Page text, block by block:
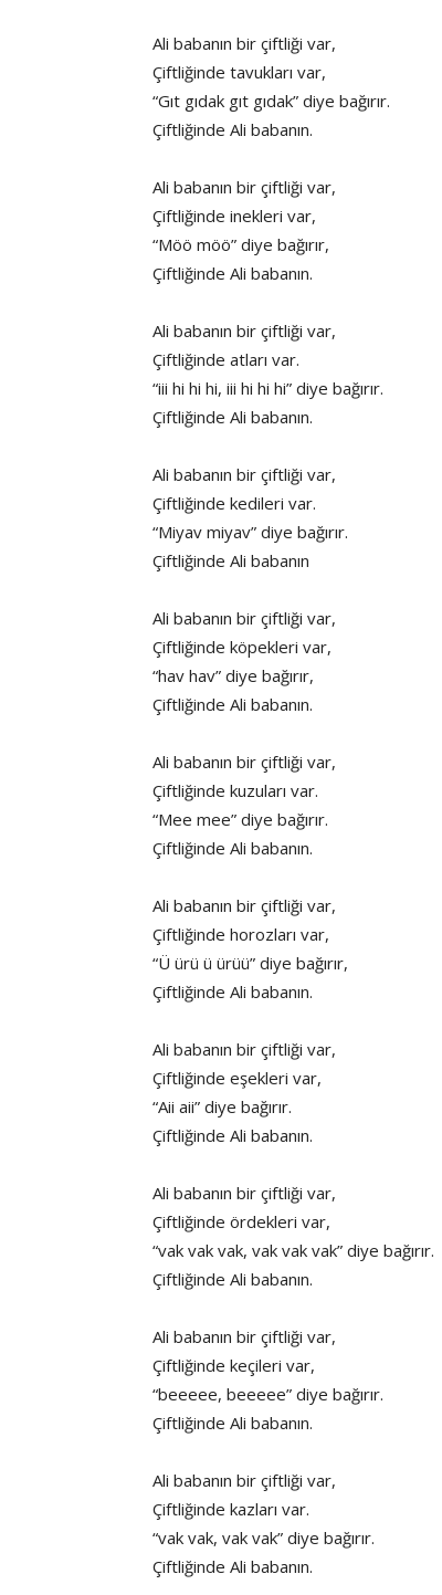
Ali babanın bir çiftliği var,
Çiftliğinde tavukları var,
“Gıt gıdak gıt gıdak” diye bağırır.
Çiftliğinde Ali babanın.
Ali babanın bir çiftliği var,
Çiftliğinde inekleri var,
“Möö möö” diye bağırır,
Çiftliğinde Ali babanın.
Ali babanın bir çiftliği var,
Çiftliğinde atları var.
“iii hi hi hi, iii hi hi hi” diye bağırır.
Çiftliğinde Ali babanın.
Ali babanın bir çiftliği var,
Çiftliğinde kedileri var.
“Miyav miyav” diye bağırır.
Çiftliğinde Ali babanın
Ali babanın bir çiftliği var,
Çiftliğinde köpekleri var,
“hav hav” diye bağırır,
Çiftliğinde Ali babanın.
Ali babanın bir çiftliği var,
Çiftliğinde kuzuları var.
“Mee mee” diye bağırır.
Çiftliğinde Ali babanın.
Ali babanın bir çiftliği var,
Çiftliğinde horozları var,
“Ü ürü ü ürüü” diye bağırır,
Çiftliğinde Ali babanın.
Ali babanın bir çiftliği var,
Çiftliğinde eşekleri var,
“Aii aii” diye bağırır.
Çiftliğinde Ali babanın.
Ali babanın bir çiftliği var,
Çiftliğinde ördekleri var,
“vak vak vak, vak vak vak” diye bağırır.
Çiftliğinde Ali babanın.
Ali babanın bir çiftliği var,
Çiftliğinde keçileri var,
“beeeee, beeeee” diye bağırır.
Çiftliğinde Ali babanın.
Ali babanın bir çiftliği var,
Çiftliğinde kazları var.
“vak vak, vak vak” diye bağırır.
Çiftliğinde Ali babanın.